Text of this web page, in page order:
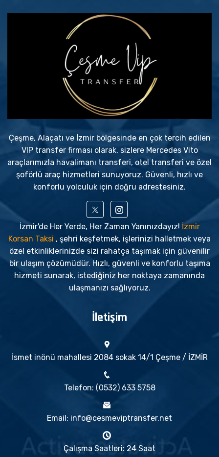
Çeşme, Alaçatı ve İzmir bölgesinde en çok tercih edilen
VIP transfer firması olarak, sizlere Mercedes Vito
araçlarımızla havalimanı transferi, otel transferi ve özel
şoförlü araç hizmetleri sunuyoruz. Güvenli, hızlı ve
konforlu yolculuk için doğru adrestesiniz.
İzmir'de Her Yerde, Her Zaman Yanınızdayız! İzmir
Korsan Taksi , şehri keşfetmek, işlerinizi halletmek veya
özel etkinliklerinizde sizi rahatça taşımak için güvenilir
bir ulaşım çözümüdür. Hızlı, güvenli ve konforlu taşıma
hizmeti sunarak, istediğiniz her noktaya zamanında
ulaşmanızı sağlıyoruz.
İletişim
İsmet inönü mahallesi 2084 sokak 14/1 Çeşme / İZMİR
Telefon: (0532) 633 5758
Email: info@cesmeviptransfer.net
Çalışma Saatleri: 24 Saat